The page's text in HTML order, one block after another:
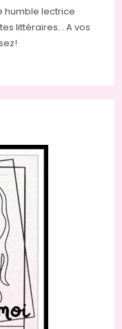
humble lectrice
littéraires... A vos